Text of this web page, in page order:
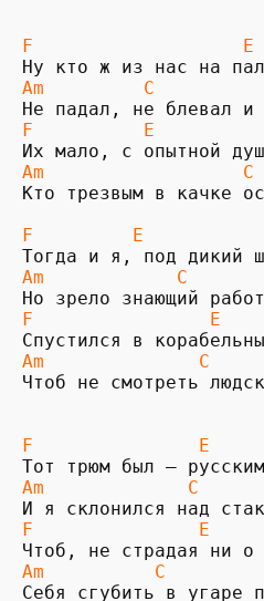
F                   E
Am         C
F          E
Am                  C
Кто трезвым в качке
F         E
Am            C
F                E
Am              C
Чтоб не смотреть
F               E
Am             C
F               E
Am          C
Себя сгубить в угаре